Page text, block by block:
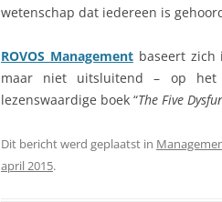
wetenschap dat iedereen is
ROVOS Managementbaseert zich
maar niet uitsluitend – op het
lezenswaardige boek “The Five
Dit bericht werd geplaatst in
april 2015.